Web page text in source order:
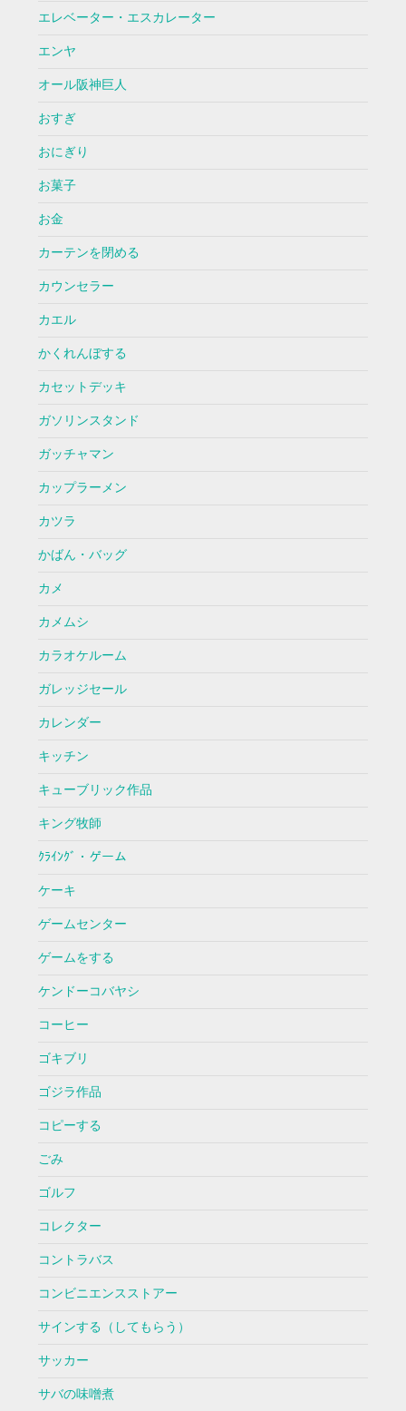
エレベーター・エスカレーター
エンヤ
オール阪神巨人
おすぎ
おにぎり
お菓子
お金
カーテンを閉める
カウンセラー
カエル
かくれんぼする
カセットデッキ
ガソリンスタンド
ガッチャマン
カップラーメン
カツラ
かばん・バッグ
カメ
カメムシ
カラオケルーム
ガレッジセール
カレンダー
キッチン
キューブリック作品
キング牧師
ｸﾗｲﾝｸﾞ・ゲーム
ケーキ
ゲームセンター
ゲームをする
ケンドーコバヤシ
コーヒー
ゴキブリ
ゴジラ作品
コピーする
ごみ
ゴルフ
コレクター
コントラバス
コンビニエンスストアー
サインする（してもらう）
サッカー
サバの味噌煮